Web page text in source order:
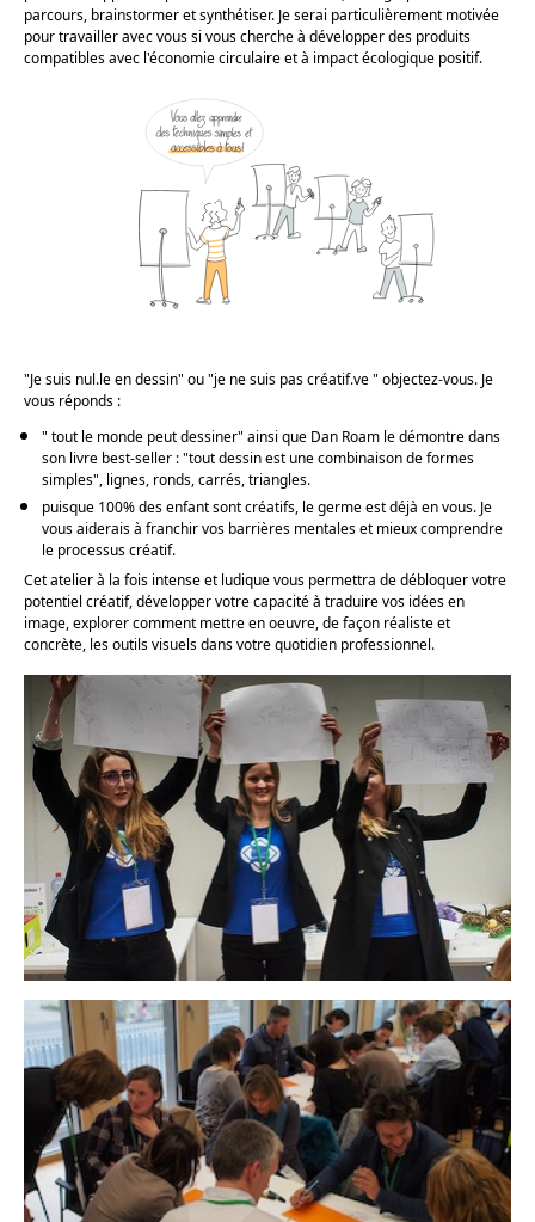
parcours, brainstormer et synthétiser. Je serai particulièrement motivée
pour travailler avec vous si vous cherche à développer des produits
compatibles avec l'économie circulaire et à impact écologique positif.
"Je suis nul.le en dessin" ou "je ne suis pas créatif.ve " objectez-vous. Je
vous réponds :
" tout le monde peut dessiner" ainsi que Dan Roam le démontre dans
son livre best-seller : "tout dessin est une combinaison de formes
simples", lignes, ronds, carrés, triangles.
puisque 100% des enfant sont créatifs, le germe est déjà en vous. Je
vous aiderais à franchir vos barrières mentales et mieux comprendre
le processus créatif.
Cet atelier à la fois intense et ludique vous permettra de débloquer votre
potentiel créatif, développer votre capacité à traduire vos idées en
image, explorer comment mettre en oeuvre, de façon réaliste et
concrète, les outils visuels dans votre quotidien professionnel.